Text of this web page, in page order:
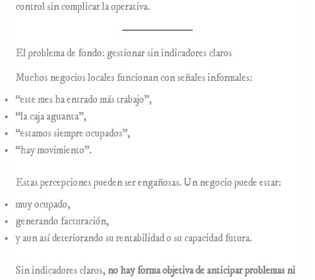
control sin complicar la operativa.
El problema de fondo: gestionar sin indicadores claros
Muchos negocios locales funcionan con señales informales:
“este mes ha entrado más trabajo”,
“la caja aguanta”,
“estamos siempre ocupados”,
“hay movimiento”.
Estas percepciones pueden ser engañosas. Un negocio puede estar:
muy ocupado,
generando facturación,
y aun así deteriorando su rentabilidad o su capacidad futura.
Sin indicadores claros, no hay forma objetiva de anticipar problemas ni